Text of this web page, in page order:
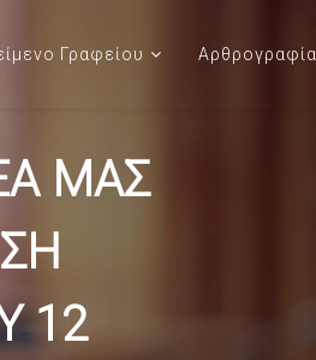
Γραφείου Αρθρογραφία
ΜΑΣ
12